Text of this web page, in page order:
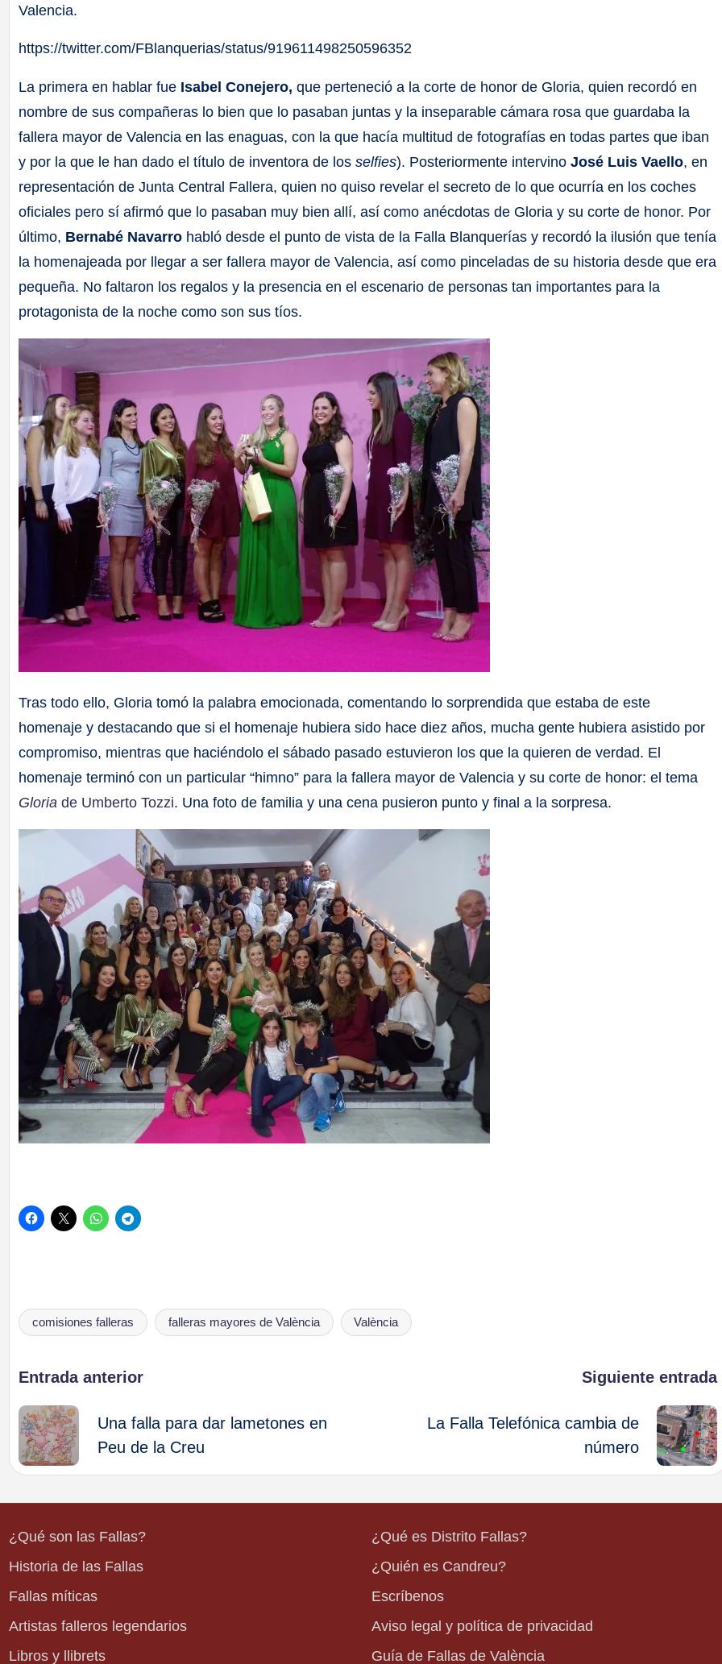
Valencia.
https://twitter.com/FBlanquerias/status/919611498250596352
La primera en hablar fue Isabel Conejero, que perteneció a la corte de honor de Gloria, quien recordó en
nombre de sus compañeras lo bien que lo pasaban juntas y la inseparable cámara rosa que guardaba la
fallera mayor de Valencia en las enaguas, con la que hacía multitud de fotografías en todas partes que iban
y por la que le han dado el título de inventora de losselfies). Posteriormente intervino José Luis Vaello, en
representación de Junta Central Fallera, quien no quiso revelar el secreto de lo que ocurría en los coches
oficiales pero sí afirmó que lo pasaban muy bien allí, así como anécdotas de Gloria y su corte de honor. Por
último, Bernabé Navarro habló desde el punto de vista de la Falla Blanquerías y recordó la ilusión que tenía
la homenajeada por llegar a ser fallera mayor de Valencia, así como pinceladas de su historia desde que era
pequeña. No faltaron los regalos y la presencia en el escenario de personas tan importantes para la
protagonista de la noche como son sus tíos.
Tras todo ello, Gloria tomó la palabra emocionada, comentando lo sorprendida que estaba de este
homenaje y destacando que si el homenaje hubiera sido hace diez años, mucha gente hubiera asistido por
compromiso, mientras que haciéndolo el sábado pasado estuvieron los que la quieren de verdad. El
homenaje terminó con un particular “himno” para la fallera mayor de Valencia y su corte de honor: el tema
Gloria de Umberto Tozzi. Una foto de familia y una cena pusieron punto y final a la sorpresa.
Etiquetas:
comisiones falleras falleras mayores de València València
Navegación
de
entradas
Entrada anterior
Una falla para dar lametones en
Peu de la Creu
Siguiente entrada
La Falla Telefónica cambia de
número
¿Qué son las Fallas?
Historia de las Fallas
Fallas míticas
Artistas falleros legendarios
Libros y llibrets
¿Qué es Distrito Fallas?
¿Quién es Candreu?
Escríbenos
Aviso legal y política de privacidad
Guía de Fallas de València